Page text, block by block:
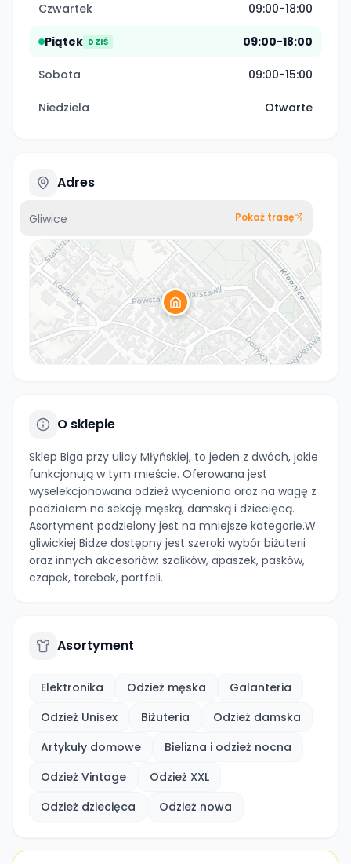
Czwartek 09:00-18:00
Piątek DZIŚ 09:00-18:00
Sobota 09:00-15:00
Niedziela Otwarte
Adres
Gliwice Pokaż trasę
O sklepie
Sklep Biga przy ulicy Młyńskiej, to jeden z dwóch, jakie
funkcjonują w tym mieście. Oferowana jest
wyselekcjonowana odzież wyceniona oraz na wagę z
podziałem na sekcję męską, damską i dziecięcą.
Asortyment podzielony jest na mniejsze kategorie.W
gliwickiej Bidze dostępny jest szeroki wybór biżuterii
oraz innych akcesoriów: szalików, apaszek, pasków,
czapek, torebek, portfeli.
Asortyment
Elektronika Odzież męska
Galanteria
Odzież Unisex
Biżuteria
Odzież damska
Artykuły domowe
Bielizna i odzież nocna
Odzież Vintage
Odzież XXL
Odzież dziecięca
Odzież nowa